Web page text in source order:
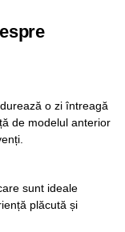
o zi întreagă
de modelul anterior
sunt ideale
plăcută și